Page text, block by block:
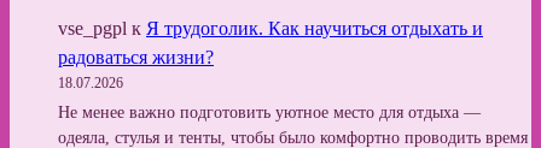
vse_pgpl к Я трудоголик. Как научиться отдыхать и
радоваться жизни?
18.07.2026
Не менее важно подготовить уютное место для отдыха —
одеяла, стулья и тенты, чтобы было комфортно проводить время